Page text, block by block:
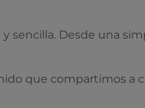
Desde una
que compartimos a